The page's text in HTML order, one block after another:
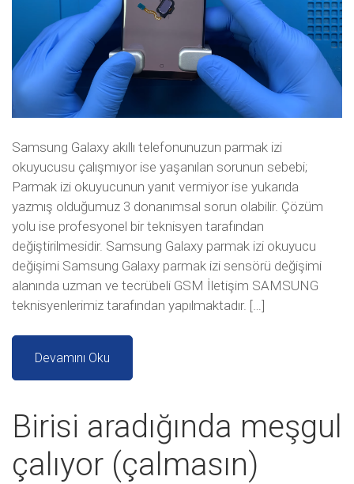
Samsung Galaxy akıllı telefonunuzun parmak izi
okuyucusu çalışmıyor ise yaşanılan sorunun sebebi;
Parmak izi okuyucunun yanıt vermiyor ise yukarıda
yazmış olduğumuz 3 donanımsal sorun olabilir. Çözüm
yolu ise profesyonel bir teknisyen tarafından
değiştirilmesidir. Samsung Galaxy parmak izi okuyucu
değişimi Samsung Galaxy parmak izi sensörü değişimi
alanında uzman ve tecrübeli GSM İletişim SAMSUNG
teknisyenlerimiz tarafından yapılmaktadır. […]
Devamını Oku
Birisi aradığında meşgul
çalıyor (çalmasın)